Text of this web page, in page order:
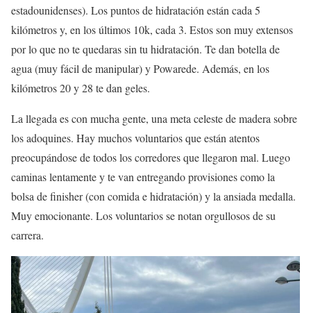
estadounidenses). Los puntos de hidratación están cada 5
kilómetros y, en los últimos 10k, cada 3. Estos son muy extensos
por lo que no te quedaras sin tu hidratación. Te dan botella de
agua (muy fácil de manipular) y Powarede. Además, en los
kilómetros 20 y 28 te dan geles.
La llegada es con mucha gente, una meta celeste de madera sobre
los adoquines. Hay muchos voluntarios que están atentos
preocupándose de todos los corredores que llegaron mal. Luego
caminas lentamente y te van entregando provisiones como la
bolsa de finisher (con comida e hidratación) y la ansiada medalla.
Muy emocionante. Los voluntarios se notan orgullosos de su
carrera.